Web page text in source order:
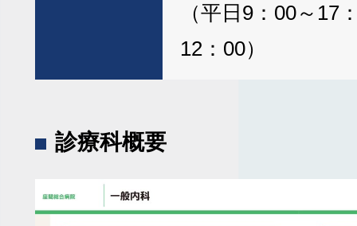
（平日9：00～17
12：00）
診療科概要